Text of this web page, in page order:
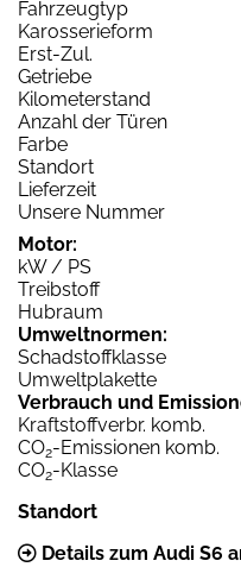
Fahrzeugtyp
Karosserieform
Erst-Zul.
Getriebe
Kilometerstand
Anzahl der Türen
Farbe
Standort
Lieferzeit
Unsere Nummer
Motor:
kW / PS
Treibstoff
Hubraum
Umweltnormen:
Schadstoffklasse
Umweltplakette
Verbrauch und
Kraftstoffverbr. komb.
CO2-Emissionen komb.
CO2-Klasse
Standort
Details zum Audi S6